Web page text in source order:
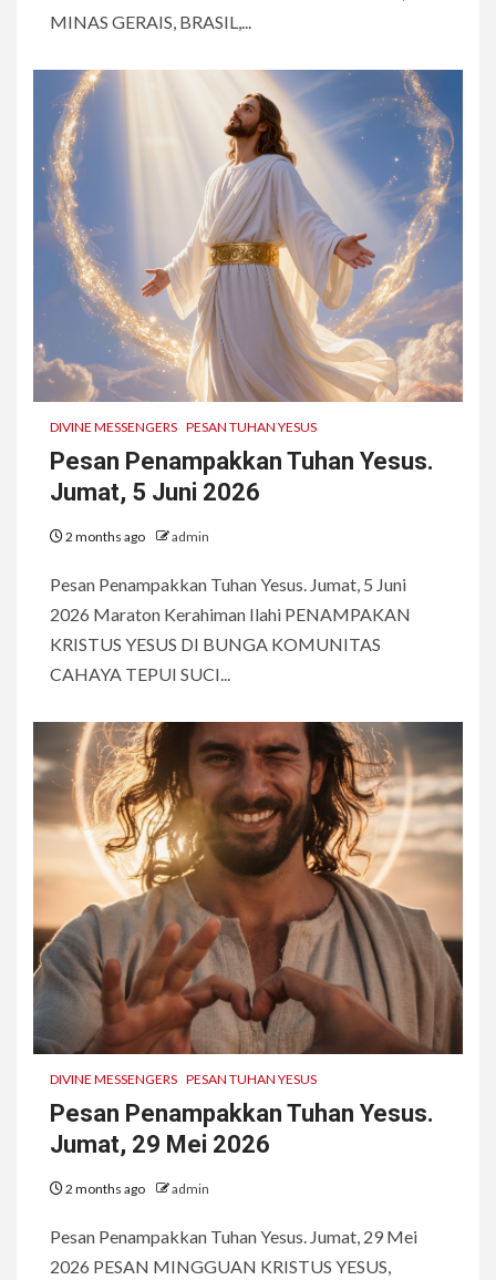
MINAS GERAIS, BRASIL,...
DIVINE MESSENGERS PESAN TUHAN YESUS
Pesan Penampakkan Tuhan Yesus.
Jumat, 5 Juni 2026
2 months ago admin
Pesan Penampakkan Tuhan Yesus. Jumat, 5 Juni
2026 Maraton Kerahiman Ilahi PENAMPAKAN
KRISTUS YESUS DI BUNGA KOMUNITAS
CAHAYA TEPUI SUCI...
DIVINE MESSENGERS PESAN TUHAN YESUS
Pesan Penampakkan Tuhan Yesus.
Jumat, 29 Mei 2026
2 months ago admin
Pesan Penampakkan Tuhan Yesus. Jumat, 29 Mei
2026 PESAN MINGGUAN KRISTUS YESUS,